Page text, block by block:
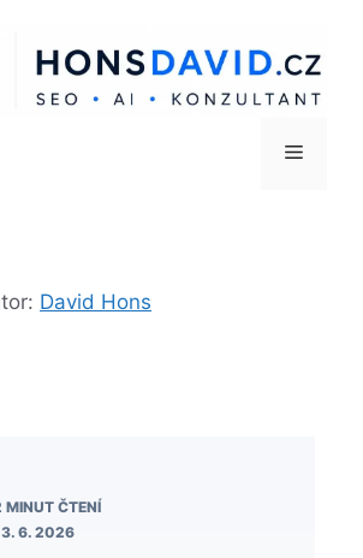
David Hons
MINUT ČTENÍ
3. 6. 2026